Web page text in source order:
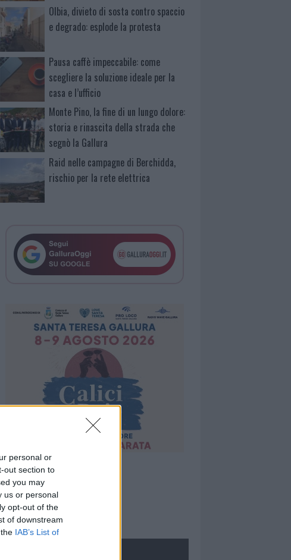
personal or
out section to
you may
us or personal
opt-out of the
of downstream
IAB’s List of
Olbia, divieto di sosta contro spaccio
e degrado: esplode la protesta
Pausa caffè impeccabile: come
scegliere la soluzione ideale per la
casa e l’ufficio
Monte Pino, la fine di un lungo dolore:
storia e rinascita della strada che
segnò la Gallura
Raid nelle campagne di Berchidda,
rischio per la rete elettrica